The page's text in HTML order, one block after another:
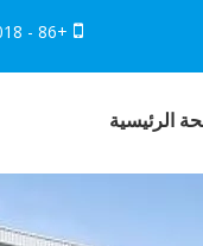

+86 - 17806251018
الرئيسية